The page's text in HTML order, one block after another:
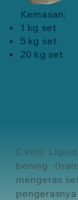
Kemasan:
1 kg set
5 kg set
20 kg set
C’ketz
bening
mengeras